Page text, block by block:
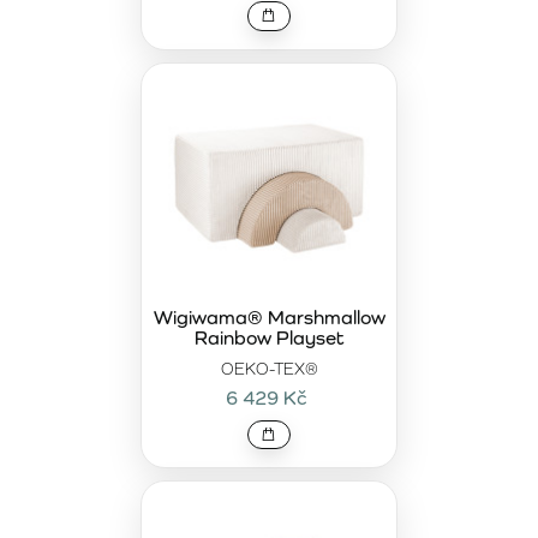
pohybu. Každý set je pečlivě vyroben z kvalitních
materiálů, aby poskytoval dětem bezpečný prostor pro
hraní, tvoření a relaxaci. Hrací sety jsou skvělým
způsobem, jak děti motivovat k aktivní hře, přičemž jim
Prozkoumejte naši nabídku hracích setů a vyberte ten,
který poskytne vašemu dítěti hodiny zábavy a pohodlí.
OEKO-TEX®
Wigiwama® Marshmallow
Rainbow Playset
6 429 Kč